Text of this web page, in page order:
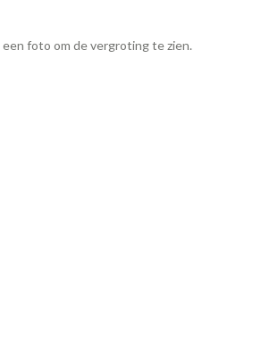
een foto om de vergroting te zien.